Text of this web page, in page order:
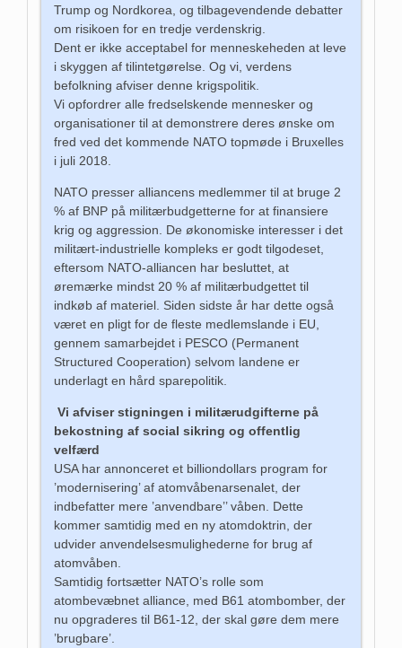
Trump og Nordkorea, og tilbagevendende debatter
om risikoen for en tredje verdenskrig.
Dent er ikke acceptabel for menneskeheden at leve
i skyggen af tilintetgørelse. Og vi, verdens
befolkning afviser denne krigspolitik.
Vi opfordrer alle fredselskende mennesker og
organisationer til at demonstrere deres ønske om
fred ved det kommende NATO topmøde i Bruxelles
i juli 2018.
NATO presser alliancens medlemmer til at bruge 2
% af BNP på militærbudgetterne for at finansiere
krig og aggression. De økonomiske interesser i det
militært-industrielle kompleks er godt tilgodeset,
eftersom NATO-alliancen har besluttet, at
øremærke mindst 20 % af militærbudgettet til
indkøb af materiel. Siden sidste år har dette også
været en pligt for de fleste medlemslande i EU,
gennem samarbejdet i PESCO (Permanent
Structured Cooperation) selvom landene er
underlagt en hård sparepolitik.
Vi afviser stigningen i militærudgifterne på
bekostning af social sikring og offentlig
velfærd
USA har annonceret et billiondollars program for
’modernisering’ af atomvåbenarsenalet, der
indbefatter mere ’anvendbare’’ våben. Dette
kommer samtidig med en ny atomdoktrin, der
udvider anvendelsesmulighederne for brug af
atomvåben.
Samtidig fortsætter NATO’s rolle som
atombevæbnet alliance, med B61 atombomber, der
nu opgraderes til B61-12, der skal gøre dem mere
’brugbare’.